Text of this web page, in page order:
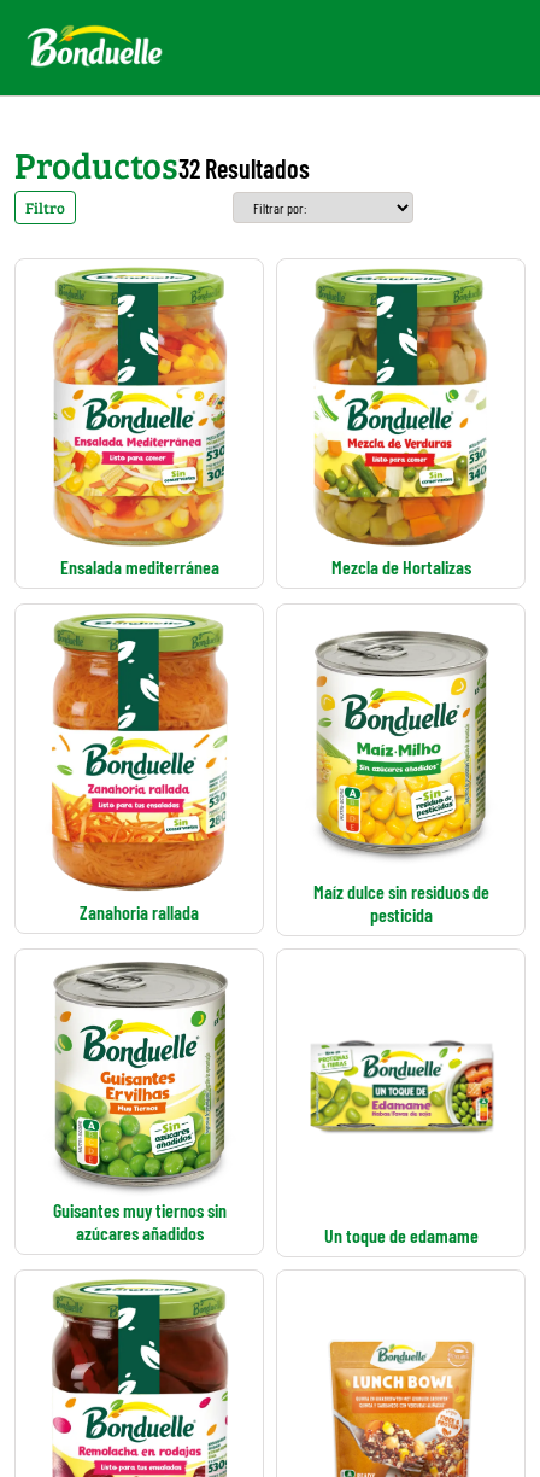
Productos32 Resultados
Filtro
Ensalada mediterránea Mezcla de Hortalizas
Zanahoria rallada
Maíz dulce sin residuos de
pesticida
Guisantes muy tiernos sin
azúcares añadidos
Un toque de edamame